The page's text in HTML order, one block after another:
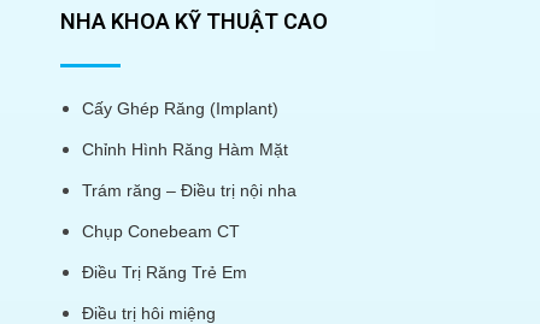
NHA KHOA KỸ THUẬT CAO
Cấy Ghép Răng (Implant)
Chỉnh Hình Răng Hàm Mặt
Trám răng – Điều trị nội nha
Chụp Conebeam CT
Điều Trị Răng Trẻ Em
Điều trị hôi miệng